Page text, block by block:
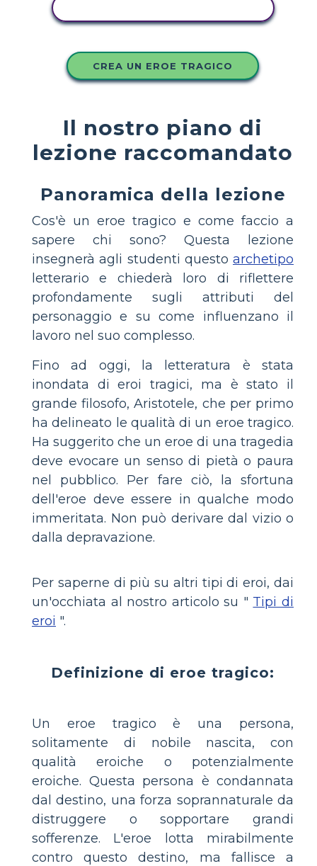
CREA UN EROE TRAGICO
Il nostro piano di
lezione raccomandato
Panoramica della lezione
Cos'è un eroe tragico e come faccio a
sapere chi sono? Questa lezione
insegnerà agli studenti questo archetipo
letterario e chiederà loro di riflettere
profondamente sugli attributi del
personaggio e su come influenzano il
lavoro nel suo complesso.
Fino ad oggi, la letteratura è stata
inondata di eroi tragici, ma è stato il
grande filosofo, Aristotele, che per primo
ha delineato le qualità di un eroe tragico.
Ha suggerito che un eroe di una tragedia
deve evocare un senso di pietà o paura
nel pubblico. Per fare ciò, la sfortuna
dell'eroe deve essere in qualche modo
immeritata. Non può derivare dal vizio o
dalla depravazione.
Per saperne di più su altri tipi di eroi, dai
un'occhiata al nostro articolo su " Tipi di
eroi ".
Definizione di eroe tragico:
Un eroe tragico è una persona,
solitamente di nobile nascita, con
qualità eroiche o potenzialmente
eroiche. Questa persona è condannata
dal destino, una forza soprannaturale da
distruggere o sopportare grandi
sofferenze. L'eroe lotta mirabilmente
contro questo destino, ma fallisce a